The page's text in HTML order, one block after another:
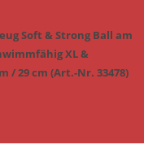
Soft & Strong Ball am
XL &
/ 29 cm (Art.-Nr. 33478)